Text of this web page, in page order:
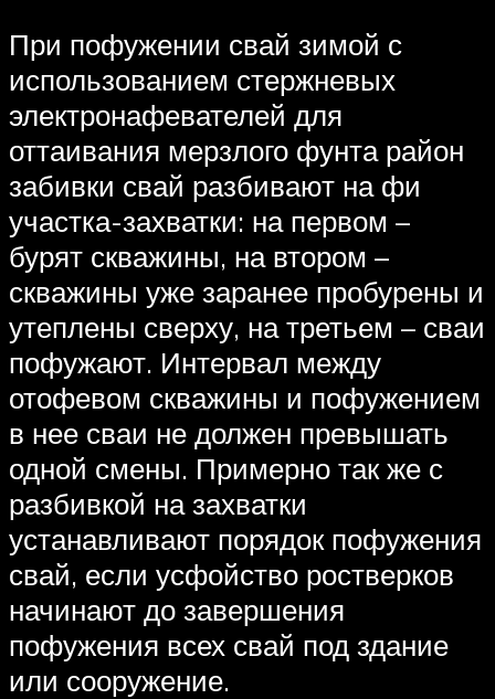
При пофужении свай зимой с
использованием стержневых
электронафевателей для
оттаивания мерзлого фунта район
забивки свай разбивают на фи
участка-захватки: на первом –
бурят скважины, на втором –
скважины уже заранее пробурены и
утеплены сверху, на третьем – сваи
пофужают. Интервал между
отофевом скважины и пофужением
в нее сваи не должен превышать
одной смены. Примерно так же с
разбивкой на захватки
устанавливают порядок пофужения
свай, если усфойство ростверков
начинают до завершения
пофужения всех свай под здание
или сооружение.